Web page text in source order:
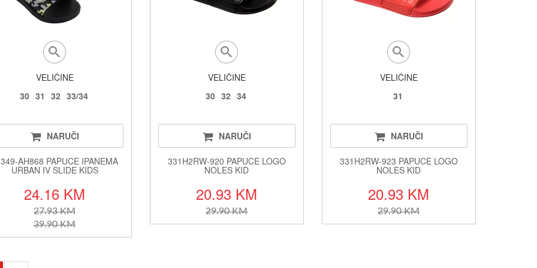
VELIČINE
30 31 32 33/34
NARUČI
AH868 PAPUCE IPANEMA
URBAN IV SLIDE KIDS
24.16 KM
27.93 KM
39.90 KM
VELIČINE
30 32 34
NARUČI
331H2RW-920 PAPUCE LOGO
NOLES KID
20.93 KM
29.90 KM
VELIČINE
31
NARUČI
331H2RW-923 PAPUCE LOGO
NOLES KID
20.93 KM
29.90 KM